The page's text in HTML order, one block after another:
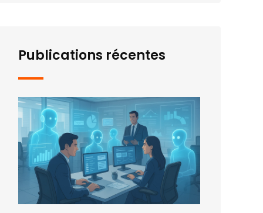
Publications récentes